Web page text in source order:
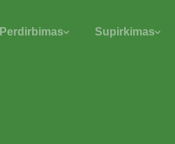
Perdirbimas Supirkimas